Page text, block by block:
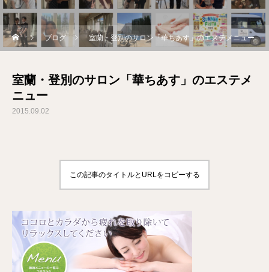
ブログ 室蘭・登別のサロン「華ちあす」のエステメニュー
室蘭・登別のサロン「華ちあす」のエステメ
ニュー
2015.09.02
この記事のタイトルとURLをコピーする